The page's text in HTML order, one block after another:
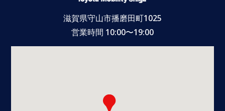
滋賀県守山市播磨田町1025
営業時間 10:00〜19:00